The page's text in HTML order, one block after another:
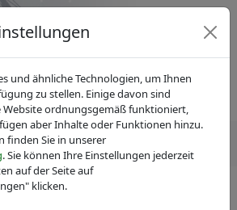
und ähnliche Technologien, um Ihnen
zu stellen. Einige davon sind
ordnungsgemäß funktioniert,
aber Inhalte oder Funktionen hinzu.
finden Sie in unserer
. Sie können Ihre Einstellungen jederzeit
auf der Seite auf
klicken.